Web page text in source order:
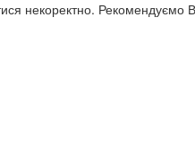
некоректно. Рекомендуємо